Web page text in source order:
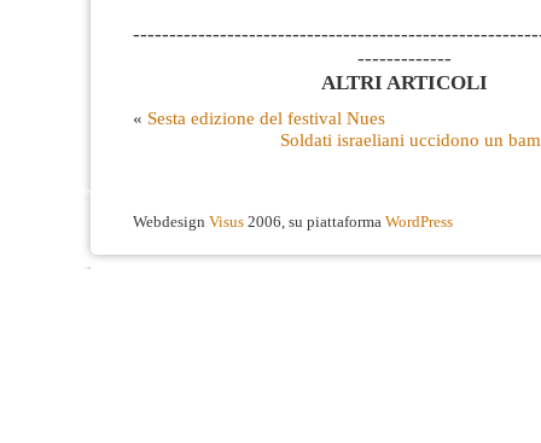
-------------
ALTRI ARTICOLI
« Sesta edizione del festival Nues
Soldati israeliani uccidono un
Webdesign Visus 2006, su piattaforma WordPress